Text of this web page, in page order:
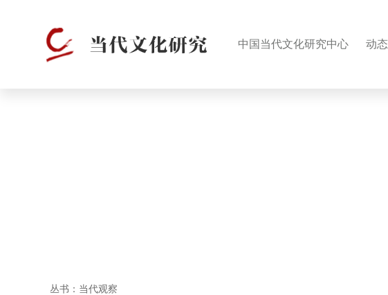
中国当代文化研究中心 动态
丛书：当代观察